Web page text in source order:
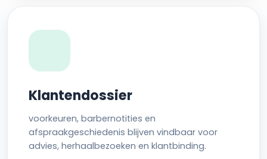
Klantendossier
voorkeuren, barbernotities en
afspraakgeschiedenis blijven vindbaar voor
advies, herhaalbezoeken en klantbinding.